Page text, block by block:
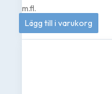
m.fl.
399kr
Lägg till i varukorg